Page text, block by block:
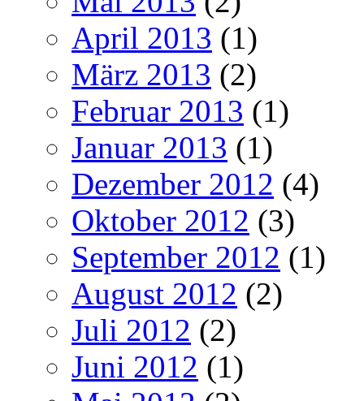
April 2013 (1)
März 2013 (2)
Februar 2013 (1)
Januar 2013 (1)
Dezember 2012 (4)
Oktober 2012 (3)
September 2012 (1)
August 2012 (2)
Juli 2012 (2)
Juni 2012 (1)